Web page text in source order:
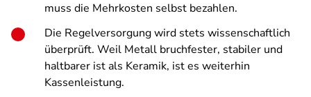
muss die Mehrkosten selbst bezahlen.
Die Regelversorgung wird stets wissenschaftlich
überprüft. Weil Metall bruchfester, stabiler und
haltbarer ist als Keramik, ist es weiterhin
Kassenleistung.